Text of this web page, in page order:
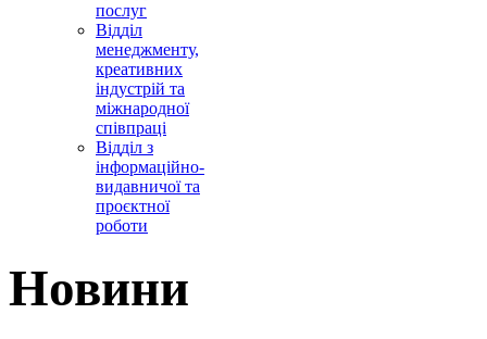
послуг
Відділ
менеджменту,
креативних
індустрій та
міжнародної
співпраці
Відділ з
інформаційно-
видавничої та
проєктної
роботи
Новини